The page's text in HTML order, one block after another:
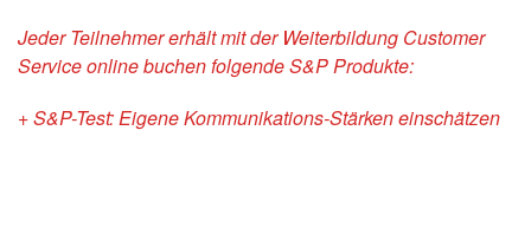
Jeder Teilnehmer erhält mit der Weiterbildung Customer
Service online buchen folgende S&P Produkte:
+ S&P-Test: Eigene Kommunikations-Stärken einschätzen